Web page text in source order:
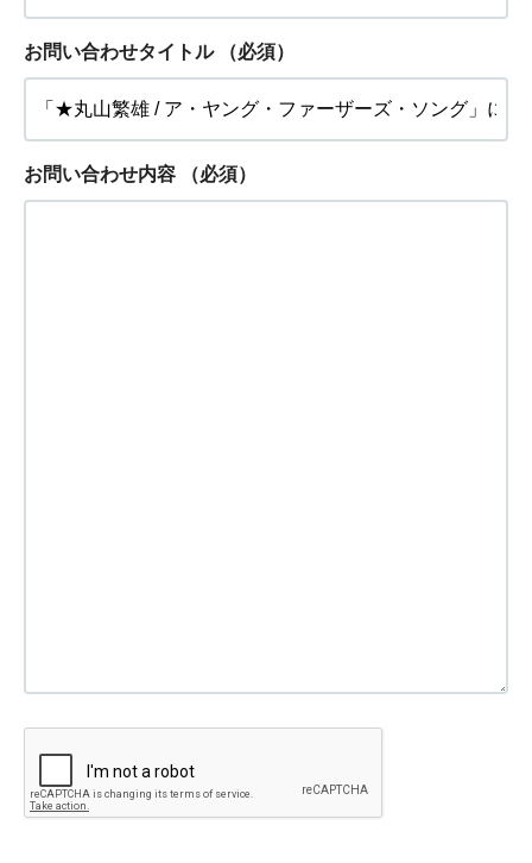
お問い合わせタイトル （必須）
お問い合わせ内容 （必須）